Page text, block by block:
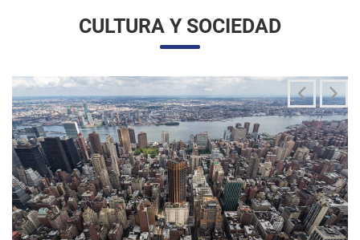
La inmigración impulsa la recuperación poblacional
en las principales metrópolis estadounidenses